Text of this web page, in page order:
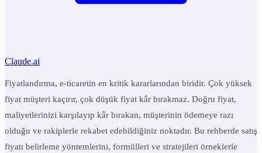
Claude.ai
Fiyatlandırma, e-ticaretin en kritik kararlarından biridir. Çok yüksek
fiyat müşteri kaçırır, çok düşük fiyat kâr bırakmaz. Doğru fiyat,
maliyetlerinizi karşılayıp kâr bırakan, müşterinin ödemeye razı
olduğu ve rakiplerle rekabet edebildiğiniz noktadır. Bu rehberde satış
fiyatı belirleme yöntemlerini, formülleri ve stratejileri örneklerle